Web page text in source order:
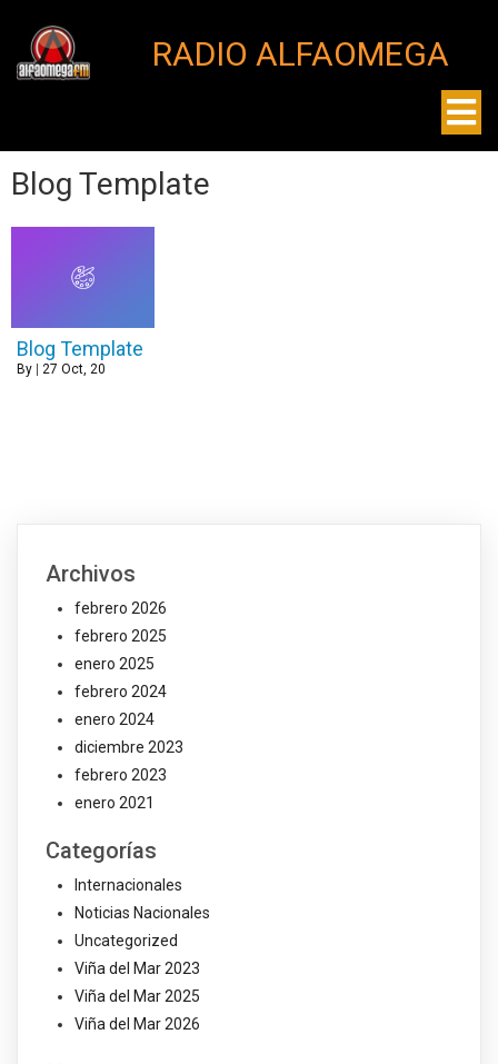
RADIO ALFAOMEGA
Blog Template
Blog Template
By | 27 Oct, 20
Archivos
febrero 2026
febrero 2025
enero 2025
febrero 2024
enero 2024
diciembre 2023
febrero 2023
enero 2021
Categorías
Internacionales
Noticias Nacionales
Uncategorized
Viña del Mar 2023
Viña del Mar 2025
Viña del Mar 2026